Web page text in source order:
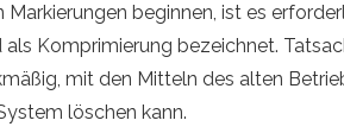
beginnen, ist es
Komprimierung bezeichnet.
mit den Mitteln des alten
löschen kann.